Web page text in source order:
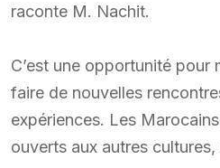
raconte M. Nachit.
C’est une opportunité pour
faire de nouvelles
expériences. Les
ouverts aux autres